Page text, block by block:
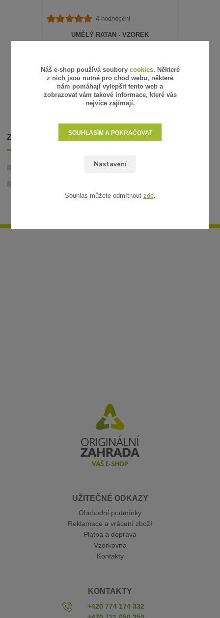
4 hodnocení
UMĚLÝ RATAN - VZOREK
ZVOLIT VARIANTU
ZBOŽÍ ZAŘAZENO V KATEGORIÍCH
UŽITEČNÉ ODKAZY
Obchodní podmínky
Reklamace a vrácení zboží
Platba a doprava
Vzorkovna
Kontakty
KONTAKTY
+420 774 174 332
Náš e-shop používá soubory cookies. Některé
z nich jsou nutné pro chod webu, některé
nám pomáhají vylepšit tento web a
zobrazovat vám takové informace, které vás
nejvíce zajímají.
Nastavení
SOUHLASÍM A POKRAČOVAT
Souhlas můžete odmítnout zde.